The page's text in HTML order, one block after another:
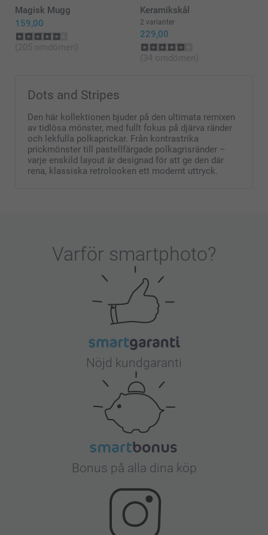
Magisk Mugg
159,00
(205 omdömen)
Keramikskål
2 varianter
229,00
(34 omdömen)
Dots and Stripes
Den här kollektionen bjuder på den ultimata remixen
av tidlösa mönster, med fullt fokus på djärva ränder
och lekfulla polkaprickar. Från kontrastrika
prickmönster till pastellfärgade polkagrisränder –
varje enskild layout är designad för att ge den där
rena, klassiska retrolooken ett modernt uttryck.
Varför smartphoto?
Nöjd kundgaranti
Bonus på alla dina köp